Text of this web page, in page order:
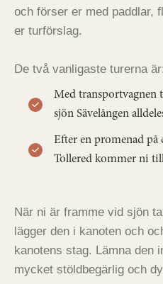
och förser er med paddlar,
er turförslag.
De två vanligaste turerna är:
Med transportvagnen
sjön Sävelången
Efter en promenad
Tollered kommer ni
När ni är framme vid sjön
lägger den i kanoten och
kanotens stag. Lämna den
mycket stöldbegärlig och